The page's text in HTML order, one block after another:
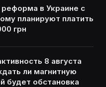
реформа в Украине с
планируют платить
грн
8 августа
ли магнитную
будет обстановка